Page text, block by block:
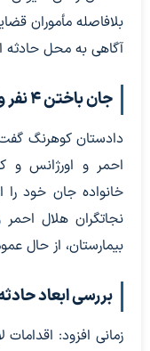
بلافاصله مأموران
آگاهی به محل حادثه
جان باختن ۴ نفر و احیای یک نفر
دادستان کوهرنگ
خانواده جان خود
نجاتگران هلال
بیمارستان، از حال
بررسی ابعاد
زمانی افزود: